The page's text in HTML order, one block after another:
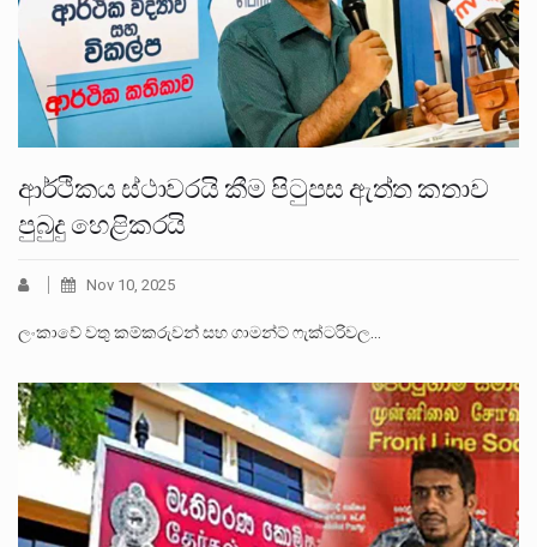
ආර්ථිකය ස්ථාවරයි කීම පිටුපස ඇත්ත කතාව
පුබුදු හෙළිකරයි
Nov 10, 2025
ලංකාවේ වතු කම්කරුවන් සහ ගාමන්ට් ෆැක්ටරිවල…